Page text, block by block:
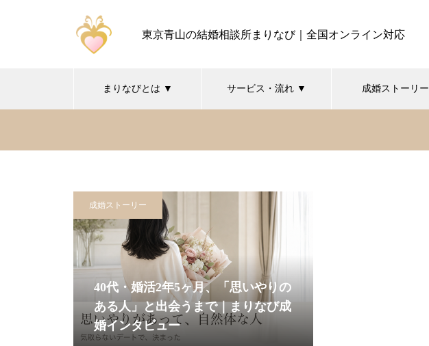
東京青山の結婚相談所まりなび｜全国オンライン対応
まりなびとは ▼ サービス・流れ ▼ 成婚ストーリー
成婚ストーリー
40代・婚活2年5ヶ月、「思いやりの
ある人」と出会うまで｜まりなび成
婚インタビュー